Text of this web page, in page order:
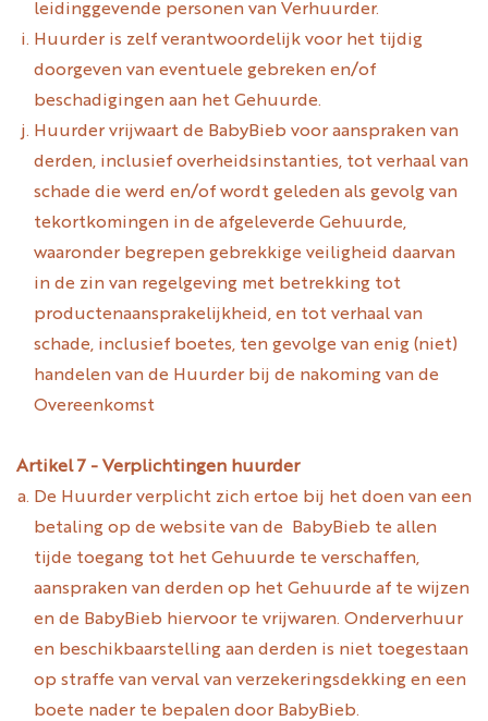
leidinggevende personen van Verhuurder.
Huurder is zelf verantwoordelijk voor het tijdig
doorgeven van eventuele gebreken en/of
beschadigingen aan het Gehuurde.
Huurder vrijwaart de BabyBieb voor aanspraken van
derden, inclusief overheidsinstanties, tot verhaal van
schade die werd en/of wordt geleden als gevolg van
tekortkomingen in de afgeleverde Gehuurde,
waaronder begrepen gebrekkige veiligheid daarvan
in de zin van regelgeving met betrekking tot
productenaansprakelijkheid, en tot verhaal van
schade, inclusief boetes, ten gevolge van enig (niet)
handelen van de Huurder bij de nakoming van de
Overeenkomst
Artikel 7 - Verplichtingen huurder
De Huurder verplicht zich ertoe bij het doen van een
betaling op de website van de BabyBieb te allen
tijde toegang tot het Gehuurde te verschaffen,
aanspraken van derden op het Gehuurde af te wijzen
en de BabyBieb hiervoor te vrijwaren. Onderverhuur
en beschikbaarstelling aan derden is niet toegestaan
op straffe van verval van verzekeringsdekking en een
boete nader te bepalen door BabyBieb.